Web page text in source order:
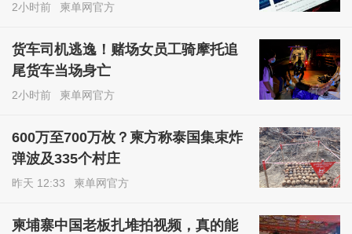
2小时前 柬单网官方
货车司机逃逸！赌场女员工骑摩托追
尾货车当场身亡
2小时前 柬单网官方
600万至700万枚？柬方称泰国集束炸
弹波及335个村庄
昨天 12:33 柬单网官方
柬埔寨中国老板扎堆拍视频，真的能